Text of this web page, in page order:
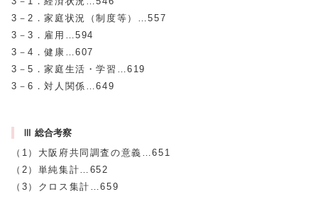
3－2．家庭状況（制度等）…557
3－3．雇用…594
3－4．健康…607
3－5．家庭生活・学習…619
3－6．対人関係…649
Ⅲ 総合考察
（1）大阪府共同調査の意義…651
（2）単純集計…652
（3）クロス集計…659